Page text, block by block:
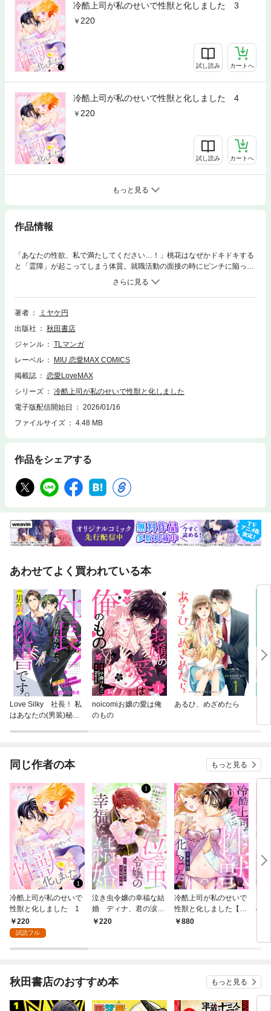
冷酷上司が私のせいで性獣と化しました 3
220
試し読み カートへ
冷酷上司が私のせいで性獣と化しました 4
220
試し読み カートへ
もっと見る
作品情報
「あなたの性欲、私で満たしてください…！」桃花はなぜかドキドキする
と「霊障」が起こってしまう体質。就職活動の面接の時にピンチに陥った
桃花を助けてくれた上司の涼川に淡い恋心を抱いているけれど…!? 「霊
障」女子と「冷酷王」上司の恋!!
著者
ミヤケ円
出版社
秋田書店
ジャンル
TLマンガ
レーベル
MIU 恋愛MAX COMICS
掲載誌
恋愛LoveMAX
シリーズ
冷酷上司が私のせいで性獣と化しました
電子版配信開始日
2026/01/16
ファイルサイズ
4.48 MB
作品をシェアする
あわせてよく買われている本
Love Silky 社長！ 私
はあなたの(男装)秘書
noicomiお嬢の愛は俺
のもの
あるひ、めざめたら
君
同じ作者の本 もっと見る
冷酷上司が私のせいで
性獣と化しました 1
220
試読フル
泣き虫令嬢の幸福な結
婚 ディナ、君の涙は
全部僕のものだ 1
220
冷酷上司が私のせいで
性獣と化しました【電
子単行本】 1
880
の
秋田書店のおすすめ本 もっと見る